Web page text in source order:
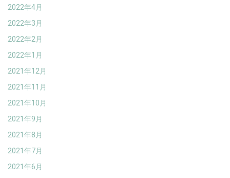
2022年4月
2022年3月
2022年2月
2022年1月
2021年12月
2021年11月
2021年10月
2021年9月
2021年8月
2021年7月
2021年6月